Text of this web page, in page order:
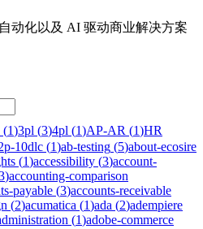
动化以及 AI 驱动商业解决方案
(1)3pl (3)4pl (1)AP-AR (1)HR
10dlc (1)ab-testing (5)about-ecosire
(1)accessibility (3)account-
)accounting-comparison
payable (3)accounts-receivable
(2)acumatica (1)ada (2)adempiere
(1)adobe-commerce